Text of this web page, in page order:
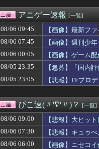
【朗報】韓国の掲示板「日本
【閲覧注意】世界一のアホ「
【悲報】Googleのエンジニア
先生「切開したほうがいいで
二軍試合実況 8月6日10:20～
元原爆資料館館長「もし可能
【速報】冨安がクリスタルパ
【朗報】ガンダム鉄血のオル
【衝撃】Vtuberさん、意図せ
【動画】あのちゃん、また我
【画像】最新ファイヤーエンブ
◆SPL◆レンジャース、ハノー
【謎】森保監督「続投の謎」
韓国人「韓国が熊本地震で飲
充電ケーブルってどこ見て選べ
アニゲー速報 [一覧]
08/06 09:45
【画像】最新フ
08/06 07:45
【画像】週刊少
08/06 00:05
【画像】ゲーム
08/05 23:35
【急募】「国内
08/05 23:05
【悲報】FFプロ
ぴこ速(〃'∇'〃)？ [一覧]
08/06 09:00
【悲報】大ヒッ
08/06 07:30
【悲報】キュゥ
ｗｗｗ
08/06 06:00
【画像】ニセコ